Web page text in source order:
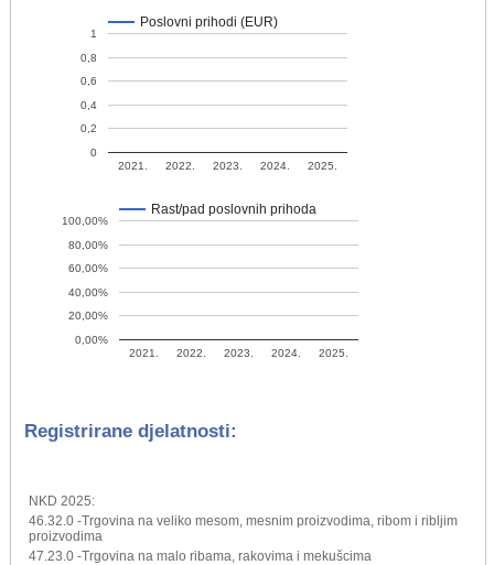
Poslovni prihodi (EUR)
2021. 2022. 2023. 2024. 2025.
0
0,2
0,4
0,6
0,8
1
Rast/pad poslovnih prihoda
2021. 2022. 2023. 2024. 2025.
0,00%
20,00%
40,00%
60,00%
80,00%
100,00%
Registrirane djelatnosti:
NKD 2025:
46.32.0 -Trgovina na veliko mesom, mesnim proizvodima, ribom i ribljim
proizvodima
47.23.0 -Trgovina na malo ribama, rakovima i mekušcima